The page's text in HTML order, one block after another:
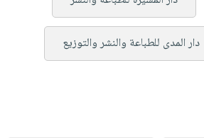
دار المدى للطباعة والنشر والتوزيع